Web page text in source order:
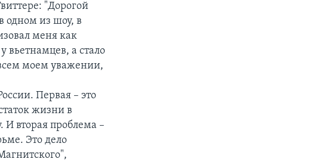
"Дорогой
одном из шоу, в
меня как
вьетнамцев, а стало
моем уважении,
Первая – это
жизни в
вторая проблема –
Это дело